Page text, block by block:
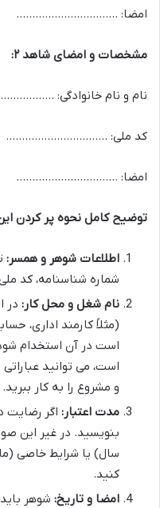
امضا: …………………………..
مشخصات و امضای شاهد ۲:
نام و نام خانوادگی:
کد ملی: …………………………..
امضا: …………………………..
توضیح کامل نحوه پر کردن
اطلاعات شوهر و همسر:
شماره شناسنامه، کد
نام شغل و محل کار: در
(مثلاً کارمند اداری،
است در آن استخدام شود
است، می توانید
و مشروع را به کار ببرید.
مدت اعتبار: اگر رضایت
بنویسید. در غیر این
کنید.
امضا و تاریخ: شوهر باید